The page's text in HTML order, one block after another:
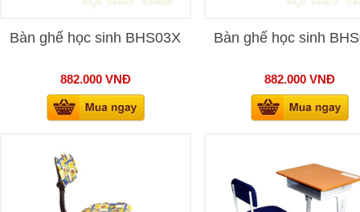
Bàn ghế học sinh BHS03X
882.000 VNĐ
Bàn ghế học sinh
882.000 VNĐ